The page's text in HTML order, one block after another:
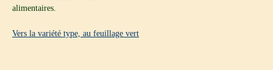
alimentaires.
Vers la variété type, au feuillage vert